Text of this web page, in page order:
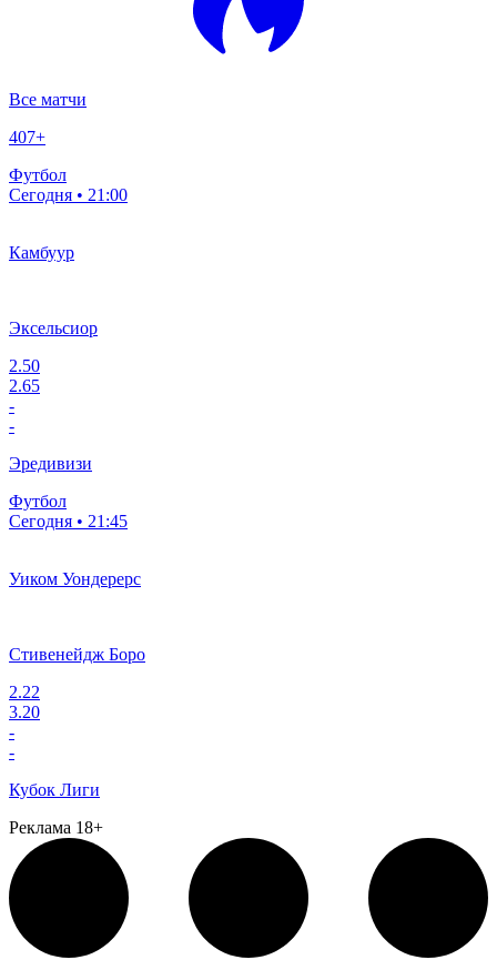
Все матчи
407+
Футбол
Сегодня • 21:00
Камбуур
Эксельсиор
2.50
2.65
-
-
Эредивизи
Футбол
Сегодня • 21:45
Уиком Уондерерс
Стивенейдж Боро
2.22
3.20
-
-
Кубок Лиги
Реклама 18+